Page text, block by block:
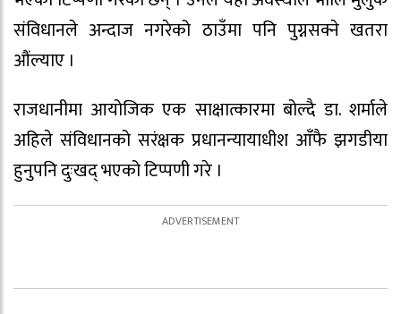
संविधानले अन्दाज नगरेको ठाउँमा पनि पुग्नसक्ने खतरा
औंल्याए ।
राजधानीमा आयोजिक एक साक्षात्कारमा बोल्दै डा. शर्माले
अहिले संविधानको सरंक्षक प्रधानन्यायाधीश आँफै झगडीया
हुनुपनि दुःखद् भएको टिप्पणी गरे ।